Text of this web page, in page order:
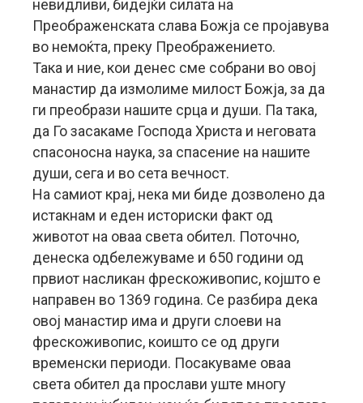
невидливи, бидејќи силата на
Преображенската слава Божја се пројавува
во немоќта, преку Преображението.
Така и ние, кои денес сме собрани во овој
манастир да измолиме милост Божја, за да
ги преобрази нашите срца и души. Па така,
да Го засакаме Господа Христа и неговата
спасоносна наука, за спасение на нашите
души, сега и во сета вечност.
На самиот крај, нека ми биде дозволено да
истакнам и еден историски факт од
животот на оваа света обител. Поточно,
денеска одбележуваме и 650 години од
првиот насликан фрескоживопис, којшто е
направен во 1369 година. Се разбира дека
овој манастир има и други слоеви на
фрескоживопис, коишто се од други
временски периоди. Посакуваме оваа
света обител да прослави уште многу